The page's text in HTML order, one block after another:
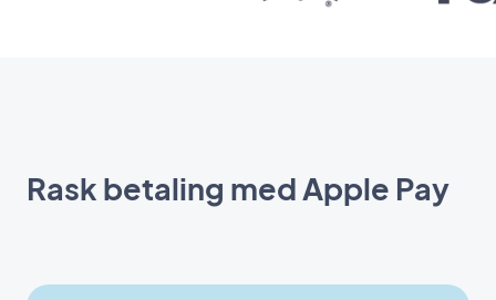
Rask betaling med Apple Pay